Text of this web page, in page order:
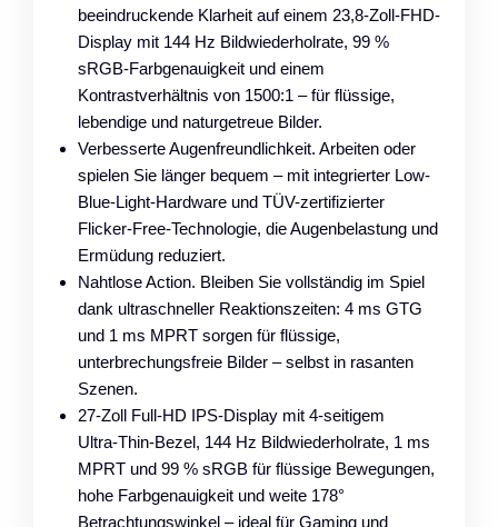
beeindruckende Klarheit auf einem 23,8-Zoll-FHD-
Display mit 144 Hz Bildwiederholrate, 99 %
sRGB-Farbgenauigkeit und einem
Kontrastverhältnis von 1500:1 – für flüssige,
lebendige und naturgetreue Bilder.
Verbesserte Augenfreundlichkeit. Arbeiten oder
spielen Sie länger bequem – mit integrierter Low-
Blue-Light-Hardware und TÜV-zertifizierter
Flicker-Free-Technologie, die Augenbelastung und
Ermüdung reduziert.
Nahtlose Action. Bleiben Sie vollständig im Spiel
dank ultraschneller Reaktionszeiten: 4 ms GTG
und 1 ms MPRT sorgen für flüssige,
unterbrechungsfreie Bilder – selbst in rasanten
Szenen.
27‑Zoll Full‑HD IPS‑Display mit 4‑seitigem
Ultra‑Thin‑Bezel, 144 Hz Bildwiederholrate, 1 ms
MPRT und 99 % sRGB für flüssige Bewegungen,
hohe Farbgenauigkeit und weite 178°
Betrachtungswinkel – ideal für Gaming und